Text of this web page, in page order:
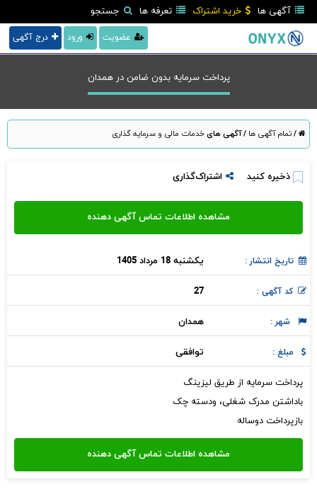
آگهی ها خرید اشتراک تعرفه ها جستجو
درج آگهی ورود عضویت
پرداخت سرمایه بدون ضامن در همدان
/تمام آگهی ها /آگهی هایخدمات مالی و سرمایه گذاری
ذخیره کنید اشتراک‌گذاری
تاریخ انتشار : یکشنبه 18 مرداد 1405
کد آگهی : 27
شهر : همدان
مبلغ : توافقی
پرداخت سرمایه از طریق لیزینگ
باداشتن مدرک شغلی، ودسته چک
بازپرداخت دوساله